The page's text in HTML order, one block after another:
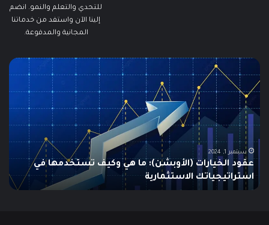
للتحدي والتعلم والنمو. انضم
إلينا الآن واستفد من خدماتنا
المجانية والمدفوعة.
ما
هو
الـ
Swing
دليلك
الشامل
للمبتدئين
يونيو 10, 2025
ما هو الـ Swing Trading؟ دليلك الشامل للمبتدئين